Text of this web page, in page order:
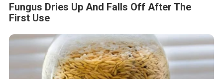
Fungus Dries Up And Falls Off After The
First Use